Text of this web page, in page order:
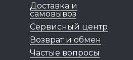
Доставка и
самовывоз
Сервисный центр
Возврат и обмен
Частые вопросы